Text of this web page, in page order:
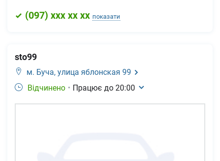
(097) xxx xx xx показати
sto99
м. Буча, улица яблонская 99
Відчинено • Працює до 20:00